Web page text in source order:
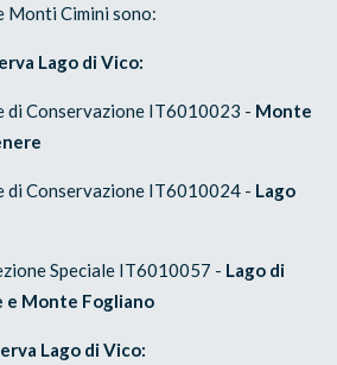
Cimini sono:
Lago di Vico:
di Conservazione IT6010023 - Monte
di Conservazione IT6010024 - Lago
Speciale IT6010057 - Lago di
e Monte Fogliano
Lago di Vico: